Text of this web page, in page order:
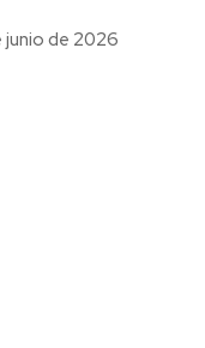
junio de 2026